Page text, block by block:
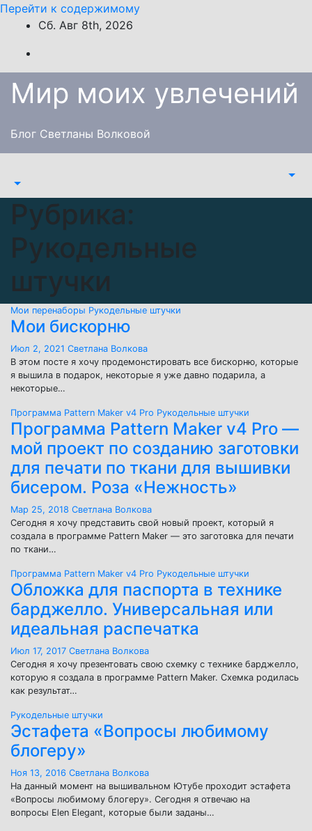
Перейти к содержимому
Сб. Авг 8th, 2026
Мир моих увлечений
Блог Светланы Волковой
Рубрика:
Рукодельные
штучки
Мои перенаборы Рукодельные штучки
Мои бискорню
Июл 2, 2021 Светлана Волкова
В этом посте я хочу продемонстировать все бискорню, которые
я вышила в подарок, некоторые я уже давно подарила, а
некоторые…
Программа Pattern Maker v4 Pro Рукодельные штучки
Программа Pattern Maker v4 Pro —
мой проект по созданию заготовки
для печати по ткани для вышивки
бисером. Роза «Нежность»
Мар 25, 2018 Светлана Волкова
Сегодня я хочу представить свой новый проект, который я
создала в программе Pattern Maker — это заготовка для печати
по ткани…
Программа Pattern Maker v4 Pro Рукодельные штучки
Обложка для паспорта в технике
барджелло. Универсальная или
идеальная распечатка
Июл 17, 2017 Светлана Волкова
Сегодня я хочу презентовать свою схемку с технике барджелло,
которую я создала в программе Pattern Maker. Схемка родилась
как результат…
Рукодельные штучки
Эстафета «Вопросы любимому
блогеру»
Ноя 13, 2016 Светлана Волкова
На данный момент на вышивальном Ютубе проходит эстафета
«Вопросы любимому блогеру». Сегодня я отвечаю на
вопросы Elen Elegant, которые были заданы…